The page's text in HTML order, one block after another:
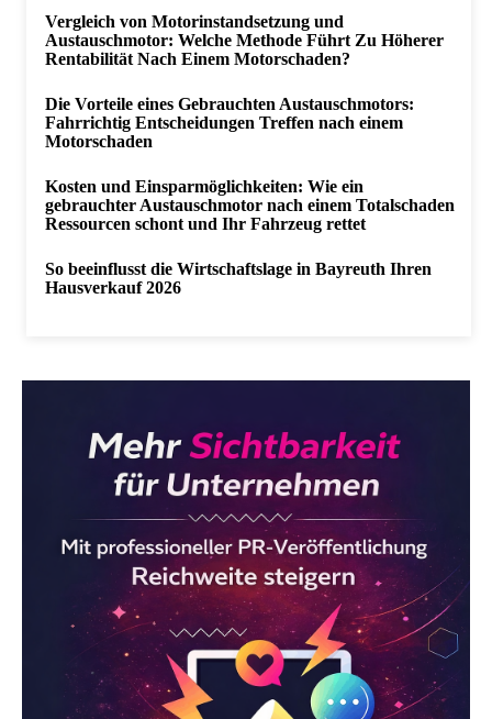
Vergleich von Motorinstandsetzung und
Austauschmotor: Welche Methode Führt Zu Höherer
Rentabilität Nach Einem Motorschaden?
Die Vorteile eines Gebrauchten Austauschmotors:
Fahrrichtig Entscheidungen Treffen nach einem
Motorschaden
Kosten und Einsparmöglichkeiten: Wie ein
gebrauchter Austauschmotor nach einem Totalschaden
Ressourcen schont und Ihr Fahrzeug rettet
So beeinflusst die Wirtschaftslage in Bayreuth Ihren
Hausverkauf 2026